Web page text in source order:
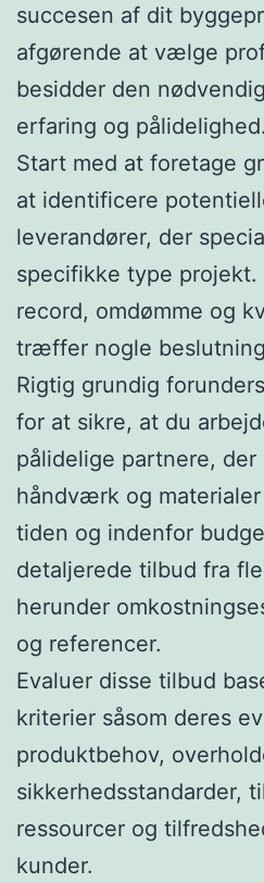
succesen af dit
afgørende at vælge
besidder den
erfaring og pålidelighed.
Start med at foretage
at identificere
leverandører, der
specifikke type projekt.
record, omdømme og
træffer nogle
Rigtig grundig
for at sikre, at du
pålidelige partnere, der
håndværk og
tiden og indenfor
detaljerede tilbud fra
herunder
og referencer.
Evaluer disse tilbud
kriterier såsom deres
produktbehov,
sikkerhedsstandarder,
ressourcer og
kunder.